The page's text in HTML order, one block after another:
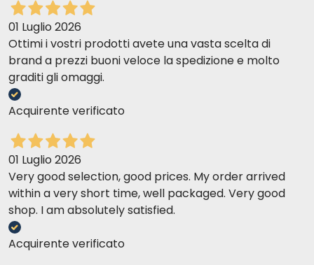
01 Luglio 2026
Ottimi i vostri prodotti avete una vasta scelta di
brand a prezzi buoni veloce la spedizione e molto
graditi gli omaggi.
Acquirente verificato
01 Luglio 2026
Very good selection, good prices. My order arrived
within a very short time, well packaged. Very good
shop. I am absolutely satisfied.
Acquirente verificato